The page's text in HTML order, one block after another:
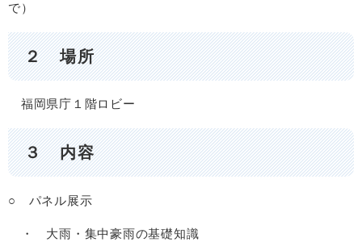
で）
２ 場所
福岡県庁１階ロビー
３ 内容
○ パネル展示
・ 大雨・集中豪雨の基礎知識